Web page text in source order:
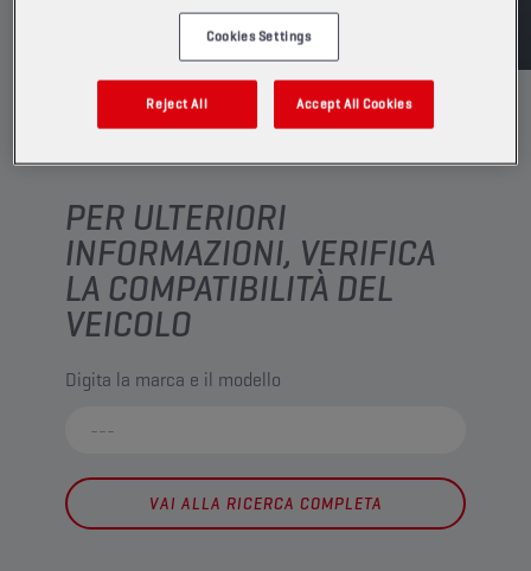
PER ULTERIORI
INFORMAZIONI, VERIFICA
LA COMPATIBILITÀ DEL
VEICOLO
Digita la marca e il modello
VAI ALLA RICERCA COMPLETA
Cookies Settings
Reject All Accept All Cookies